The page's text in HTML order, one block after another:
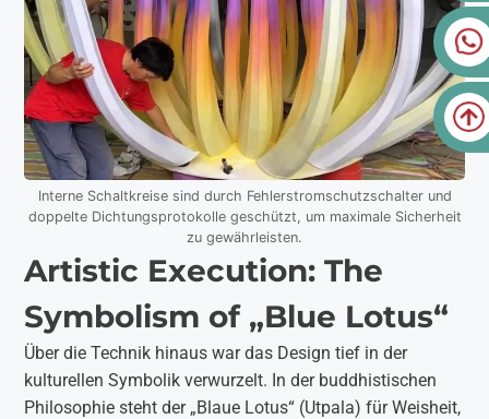
Interne Schaltkreise sind durch Fehlerstromschutzschalter und
doppelte Dichtungsprotokolle geschützt, um maximale Sicherheit
zu gewährleisten.
Artistic Execution: The
Symbolism of „Blue Lotus“
Über die Technik hinaus war das Design tief in der
kulturellen Symbolik verwurzelt. In der buddhistischen
Philosophie steht der „Blaue Lotus“ (Utpala) für Weisheit,